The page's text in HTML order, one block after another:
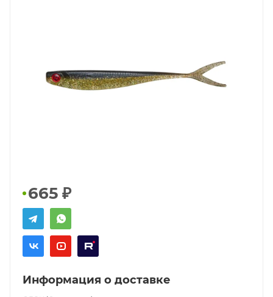
665 ₽
Информация о доставке